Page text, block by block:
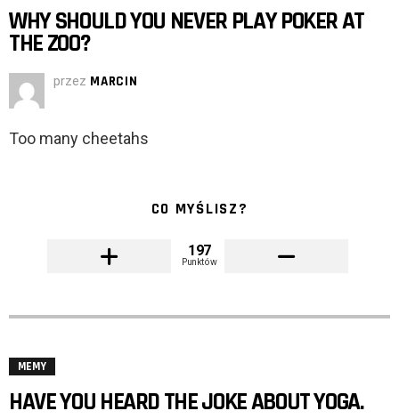
WHY SHOULD YOU NEVER PLAY POKER AT
THE ZOO?
przez MARCIN
Too many cheetahs
CO MYŚLISZ?
197
Punktów
MEMY
HAVE YOU HEARD THE JOKE ABOUT YOGA.